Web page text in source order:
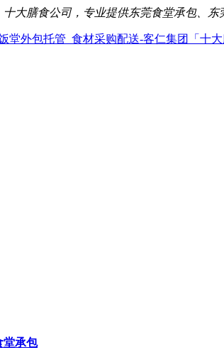
大膳食公司，专业提供东莞食堂承包、
堂承包